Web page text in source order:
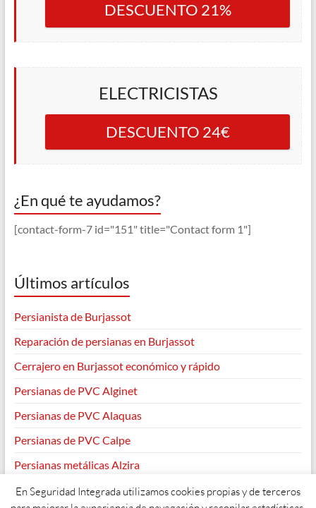
DESCUENTO 21%
ELECTRICISTAS
DESCUENTO 24€
¿En qué te ayudamos?
[contact-form-7 id="151" title="Contact form 1"]
Últimos artículos
Persianista de Burjassot
Reparación de persianas en Burjassot
Cerrajero en Burjassot económico y rápido
Persianas de PVC Alginet
Persianas de PVC Alaquas
Persianas de PVC Calpe
Persianas metálicas Alzira
En Seguridad Integrada utilizamos cookies propias y de terceros